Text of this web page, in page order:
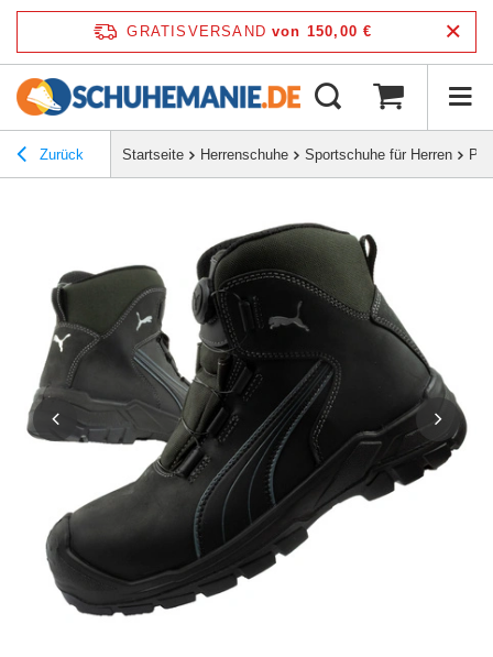
GRATISVERSAND von 150,00 €
Zurück Startseite Herrenschuhe Sportschuhe für Herren